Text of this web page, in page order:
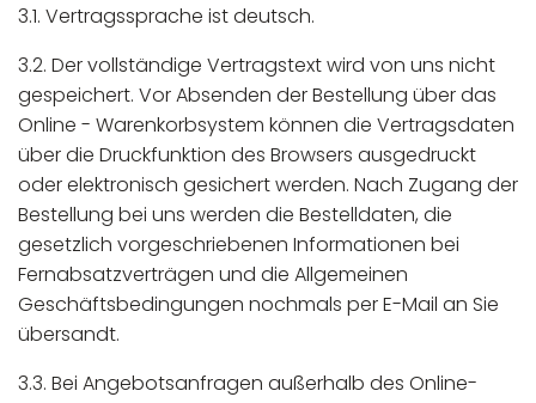
3.1. Vertragssprache ist deutsch.
3.2. Der vollständige Vertragstext wird von uns nicht
gespeichert. Vor Absenden der Bestellung über das
Online - Warenkorbsystem können die Vertragsdaten
über die Druckfunktion des Browsers ausgedruckt
oder elektronisch gesichert werden. Nach Zugang der
Bestellung bei uns werden die Bestelldaten, die
gesetzlich vorgeschriebenen Informationen bei
Fernabsatzverträgen und die Allgemeinen
Geschäftsbedingungen nochmals per E-Mail an Sie
übersandt.
3.3. Bei Angebotsanfragen außerhalb des Online-